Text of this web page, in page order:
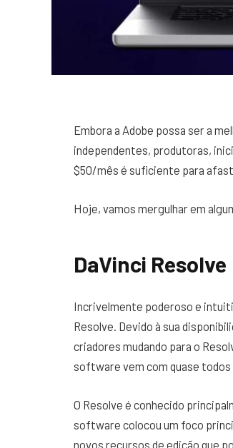
Embora a Adobe possa ser a
independentes, produtoras,
$50/mês é suficiente para
Hoje, vamos mergulhar em
DaVinci Resolve
Incrivelmente poderoso e
Resolve. Devido à sua
criadores mudando para o
software vem com quase
O Resolve é conhecido
software colocou um foco
novos recursos de edição que